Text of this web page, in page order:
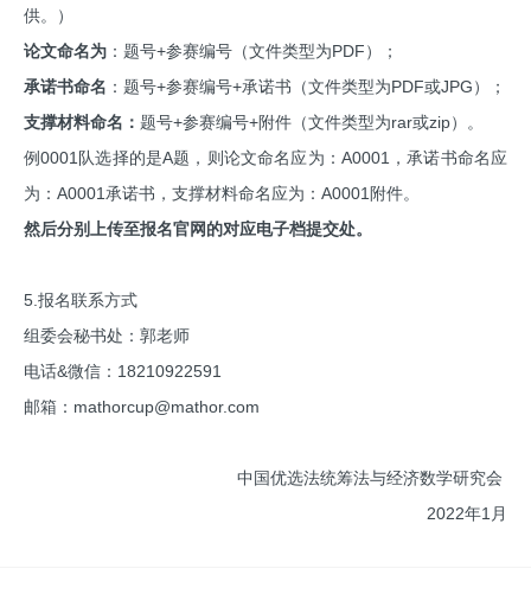
供。）
论文命名为 ：题号+参赛编号（文件类型为PDF）；
承诺书命名 ：题号+参赛编号+承诺书（文件类型为PDF或JPG）；
支撑材料命名： 题号+参赛编号+附件（文件类型为rar或zip）。
例0001队选择的是A题，则论文命名应为：A0001，承诺书命名应
为：A0001承诺书，支撑材料命名应为：A0001附件。
然后分别上传至报名官网的对应电子档提交处。
5.报名联系方式
组委会秘书处：郭老师
电话&微信：18210922591
邮箱：mathorcup@mathor.com
中国优选法统筹法与经济数学研究会
2022年1月